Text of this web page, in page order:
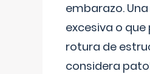
embarazo.
excesiva o
rotura de
considera